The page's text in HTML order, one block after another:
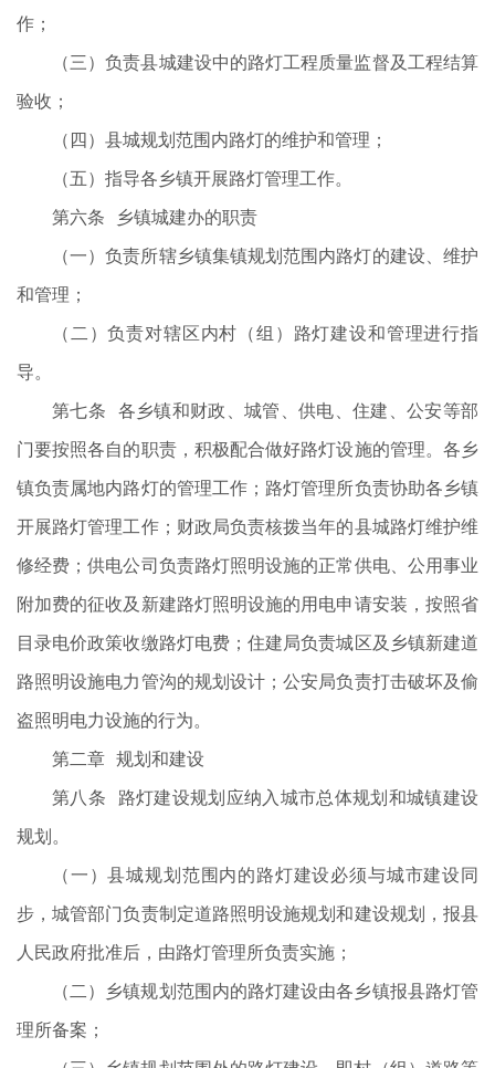
作；
（三）负责县城建设中的路灯工程质量监督及工程结算
验收；
（四）县城规划范围内路灯的维护和管理；
（五）指导各乡镇开展路灯管理工作。
第六条 乡镇城建办的职责
（一）负责所辖乡镇集镇规划范围内路灯的建设、维护
和管理；
（二）负责对辖区内村（组）路灯建设和管理进行指
导。
第七条 各乡镇和财政、城管、供电、住建、公安等部
门要按照各自的职责，积极配合做好路灯设施的管理。各乡
镇负责属地内路灯的管理工作；路灯管理所负责协助各乡镇
开展路灯管理工作；财政局负责核拨当年的县城路灯维护维
修经费；供电公司负责路灯照明设施的正常供电、公用事业
附加费的征收及新建路灯照明设施的用电申请安装，按照省
目录电价政策收缴路灯电费；住建局负责城区及乡镇新建道
路照明设施电力管沟的规划设计；公安局负责打击破坏及偷
盗照明电力设施的行为。
第二章 规划和建设
第八条 路灯建设规划应纳入城市总体规划和城镇建设
规划。
（一）县城规划范围内的路灯建设必须与城市建设同
步，城管部门负责制定道路照明设施规划和建设规划，报县
人民政府批准后，由路灯管理所负责实施；
（二）乡镇规划范围内的路灯建设由各乡镇报县路灯管
理所备案；